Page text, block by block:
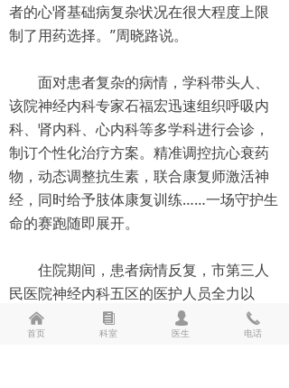
皮肤科
超声诊断
临床检验
病理科
普通外科
家庭病床科
专科介绍
党建工作
者的心肾基础病复杂状况在很大程度上限
制了用药选择。”周晓路说。
面对患者复杂的病情，学科带头人、
该院神经内科专家石福宏迅速组织呼吸内
科、肾内科、心内科等多学科进行会诊，
制订个性化治疗方案。精准调控抗心衰药
物，动态调整抗生素，联合康复师激活神
经，同时给予肢体康复训练……一场守护生
命的赛跑随即展开。
住院期间，患者病情反复，市第三人
民医院神经内科五区的医护人员全力以
赴，丝毫不敢放松。每次查房，周晓路都
会认真询问老人的吃饭、活动等情况，及
낀
首页
뀴
科室
넙
医生
끅
电话